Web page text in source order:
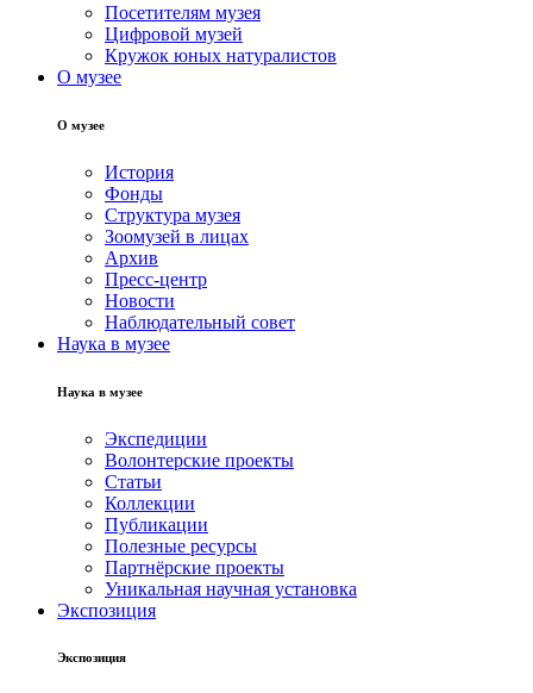
Посетителям музея
Цифровой музей
Кружок юных натуралистов
О музее
О музее
История
Фонды
Структура музея
Зоомузей в лицах
Архив
Пресс-центр
Новости
Наблюдательный совет
Наука в музее
Наука в музее
Экспедиции
Волонтерские проекты
Статьи
Коллекции
Публикации
Полезные ресурсы
Партнёрские проекты
Уникальная научная установка
Экспозиция
Экспозиция